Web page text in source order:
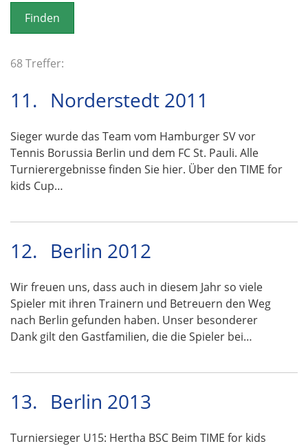
o
n
68 Treffer:
11. Norderstedt 2011
Sieger wurde das Team vom Hamburger SV vor
Tennis Borussia Berlin und dem FC St. Pauli. Alle
Turnierergebnisse finden Sie hier. Über den TIME for
kids Cup…
12. Berlin 2012
Wir freuen uns, dass auch in diesem Jahr so viele
Spieler mit ihren Trainern und Betreuern den Weg
nach Berlin gefunden haben. Unser besonderer
Dank gilt den Gastfamilien, die die Spieler bei…
13. Berlin 2013
Turniersieger U15: Hertha BSC Beim TIME for kids